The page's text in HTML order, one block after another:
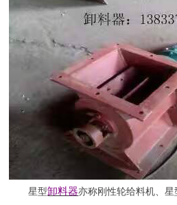
星型卸料器亦称刚性轮给料机、